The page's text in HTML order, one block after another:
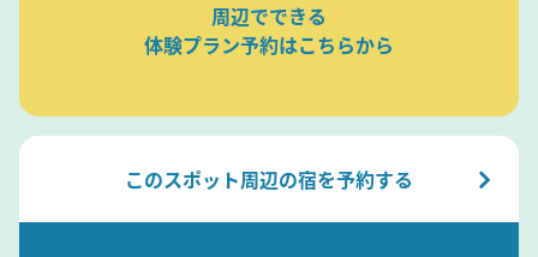
周辺でできる
体験プラン予約はこちらから
このスポット周辺の宿を予約する